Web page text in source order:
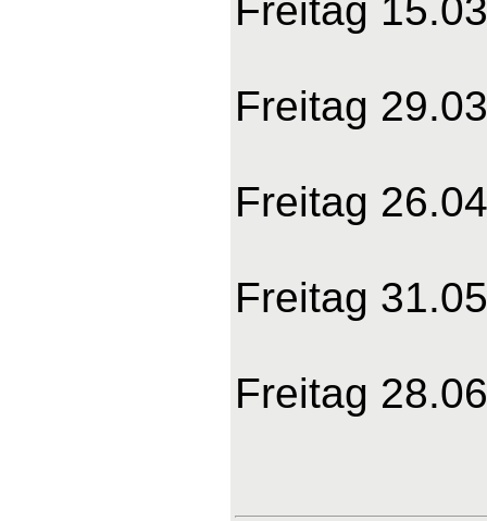
Freitag
Freitag
Freitag
Freitag
Freitag